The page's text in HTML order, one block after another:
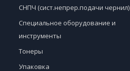
СНПЧ (сист.непрер.подачи чернил)
Специальное оборудование и
инструменты
Тонеры
Упаковка